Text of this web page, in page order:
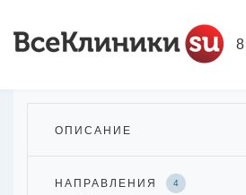
ОПИСАНИЕ
НАПРАВЛЕНИЯ 4